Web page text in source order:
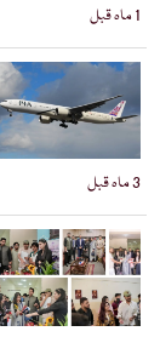
1 ماہ قبل
3 ماہ قبل